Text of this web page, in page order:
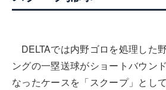
DELTAでは内野ゴロを処理した
ングの一塁送球がショートバウン
なったケースを「スクープ」とし